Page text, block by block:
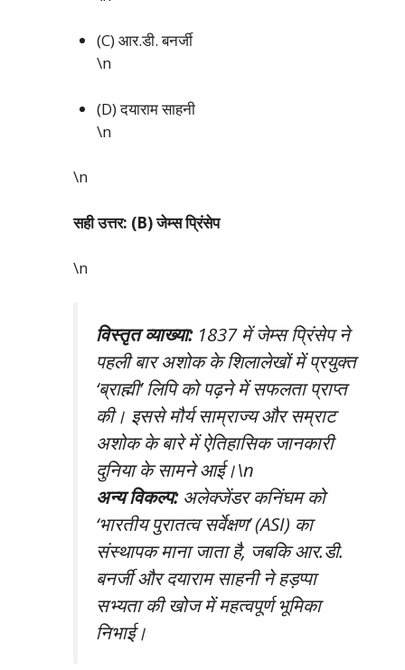
(C) आर.डी. बनर्जी
\n
(D) दयाराम साहनी
\n
\n
सही उत्तर: (B) जेम्स प्रिंसेप
\n
विस्तृत व्याख्या:1837 में जेम्स प्रिंसेप ने
पहली बार अशोक के शिलालेखों में प्रयुक्त
‘ब्राह्मी’ लिपि को पढ़ने में सफलता प्राप्त
की। इससे मौर्य साम्राज्य और सम्राट
अशोक के बारे में ऐतिहासिक जानकारी
दुनिया के सामने आई।\n
अन्य विकल्प:अलेक्जेंडर कनिंघम को
‘भारतीय पुरातत्व सर्वेक्षण’ (ASI) का
संस्थापक माना जाता है, जबकि आर.डी.
बनर्जी और दयाराम साहनी ने हड़प्पा
सभ्यता की खोज में महत्वपूर्ण भूमिका
निभाई।